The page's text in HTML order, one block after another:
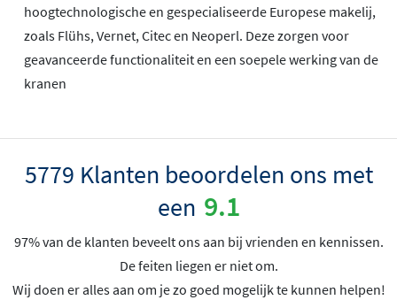
hoogtechnologische en gespecialiseerde Europese makelij,
zoals Flühs, Vernet, Citec en Neoperl. Deze zorgen voor
geavanceerde functionaliteit en een soepele werking van de
kranen
5779 Klanten beoordelen ons met
een 9.1
97% van de klanten beveelt ons aan bij vrienden en kennissen.
De feiten liegen er niet om.
Wij doen er alles aan om je zo goed mogelijk te kunnen helpen!